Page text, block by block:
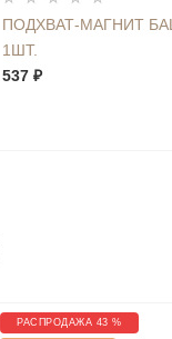
ПОДХВАТ-МАГНИТ
1ШТ.
537 ₽
РАСПРОДАЖА 43 %